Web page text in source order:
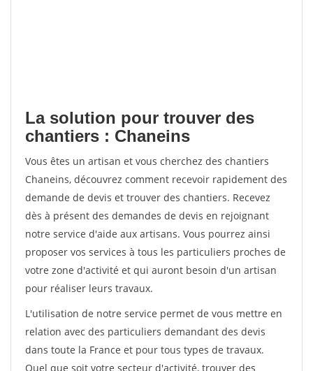
La solution pour trouver des
chantiers : Chaneins
Vous êtes un artisan et vous cherchez des chantiers
Chaneins, découvrez comment recevoir rapidement des
demande de devis et trouver des chantiers. Recevez
dès à présent des demandes de devis en rejoignant
notre service d'aide aux artisans. Vous pourrez ainsi
proposer vos services à tous les particuliers proches de
votre zone d'activité et qui auront besoin d'un artisan
pour réaliser leurs travaux.
L'utilisation de notre service permet de vous mettre en
relation avec des particuliers demandant des devis
dans toute la France et pour tous types de travaux.
Quel que soit votre secteur d'activité, trouver des